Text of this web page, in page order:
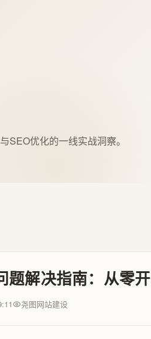
SEO优化的一线实战洞察。
题解决指南：从零
尧图网站建设